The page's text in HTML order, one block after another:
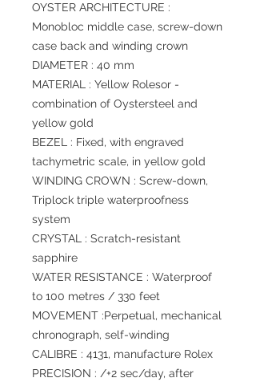
OYSTER ARCHITECTURE :
Monobloc middle case, screw-down
case back and winding crown
DIAMETER : 40 mm
MATERIAL : Yellow Rolesor -
combination of Oystersteel and
yellow gold
BEZEL : Fixed, with engraved
tachymetric scale, in yellow gold
WINDING CROWN : Screw-down,
Triplock triple waterproofness
system
CRYSTAL : Scratch-resistant
sapphire
WATER RESISTANCE : Waterproof
to 100 metres / 330 feet
MOVEMENT :Perpetual, mechanical
chronograph, self-winding
CALIBRE : 4131, manufacture Rolex
PRECISION : /+2 sec/day, after